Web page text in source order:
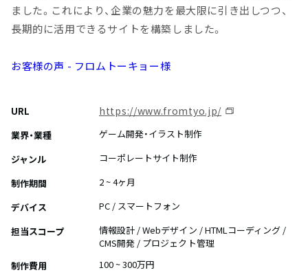
ました。これにより、企業の魅力を最大限に引き出しつつ、
長期的に活用できるサイトを構築しました。
お客様の声 - フロムトーキョー様
URL https://www.fromtyo.jp/
業界・業種
ゲーム開発・イラスト制作
ジャンル
コーポレートサイト制作
制作期間
2 ~ 4ヶ月
デバイス
PC / スマートフォン
担当スコープ
情報設計 / Webデザイン / HTMLコーディング /
CMS開発 / プロジェクト管理
制作費用
100 ~ 300万円